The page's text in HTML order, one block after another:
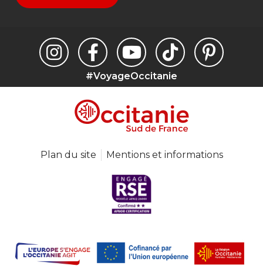
#VoyageOccitanie
Plan du site Mentions et informations